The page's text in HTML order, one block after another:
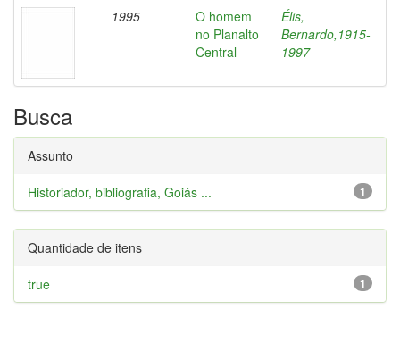
1995
O homem
no Planalto
Central
Élis,
Bernardo,1915-
1997
Busca
Assunto
1
Historiador, bibliografia, Goiás ...
Quantidade de itens
1
true